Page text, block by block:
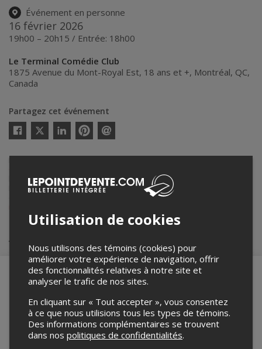
Événement en personne
16 février 2026
19h00 – 20h15 / Entrée: 18h00
Le Terminal Comédie Club
1875 Avenue du Mont-Royal Est, 18 ans et +, Montréal, QC,
Canada
Partagez cet événement
Twitter
courriel
billets pour ses événements.
Pour plus d’information à propos de cet événement, veuillez
contacter l’organisateur de l’événement,Le Terminal Comédie Club
Achat de billets
Merci de confirmer que vous n'êtes pas un
robot ci-bas.
Utilisation de cookies
Nous utilisons des témoins (cookies) pour
améliorer votre expérience de navigation, offrir
des fonctionnalités relatives à notre site et
analyser le trafic de nos sites.
En cliquant sur « Tout accepter », vous consentez
à ce que nous utilisions tous les types de témoins.
Des informations complémentaires se trouvent
dans nos politiques de confidentialités.